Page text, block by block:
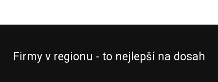
Firmy v regionu - to nejlepší na dosah